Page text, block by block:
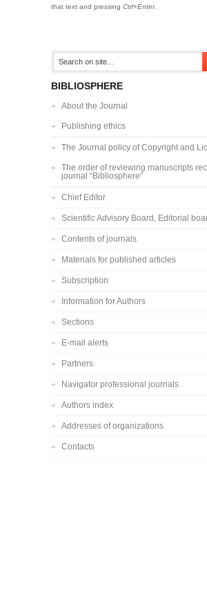
that text and pressing Ctrl+Enter.
BIBLIOSPHERE
About the Journal
Publishing ethics
The Journal policy of Copyright and
The order of reviewing manuscripts
journal “Bibliosphere”
Chief Editor
Scientific Advisory Board, Editorial
Contents of journals
Materials for published articles
Subscription
Information for Authors
Sections
E-mail alerts
Partners
Navigator professional journals
Authors index
Addresses of organizations
Contacts